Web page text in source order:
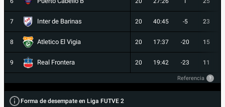
7 Inter de Barinas 20 40:45 -5 23
8 Atletico El Vigia 20 17:37 -20 15
9 Real Frontera 20 19:42 -23 11
Referencia ?
Forma de desempate en Liga FUTVE 2